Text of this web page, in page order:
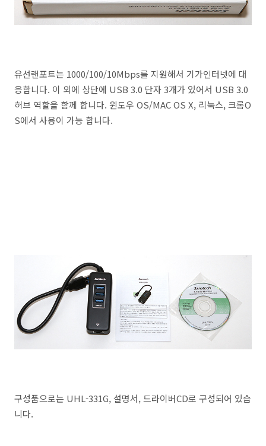
유선랜포트는 1000/100/10Mbps를 지원해서 기가인터넷에 대
응합니다. 이 외에 상단에 USB 3.0 단자 3개가 있어서 USB 3.0
허브 역할을 함께 합니다. 윈도우 OS/MAC OS X, 리눅스, 크롬O
S에서 사용이 가능 합니다.
구성품으로는 UHL-331G, 설명서, 드라이버CD로 구성되어 있습
니다.